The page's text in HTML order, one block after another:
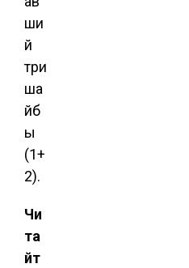
ши
й
три
ша
йб
ы
(1+
2).
Чи
та
йт